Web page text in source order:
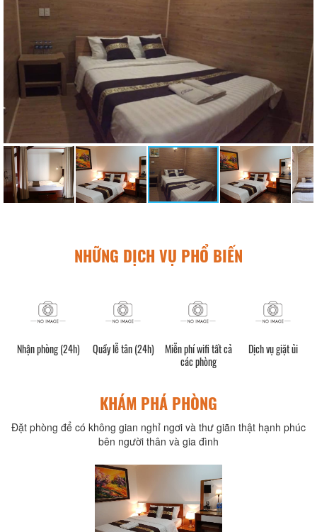
NHỮNG DỊCH VỤ PHỔ BIẾN
Nhận phòng (24h) Quầy lễ tân (24h)
Miễn phí wifi tất cả
các phòng
Dịch vụ giặt ủi
KHÁM PHÁ PHÒNG
Đặt phòng để có không gian nghỉ ngơi và thư giãn thật hạnh phúc
bên người thân và gia đình